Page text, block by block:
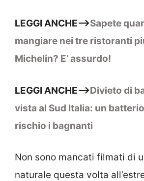
LEGGI ANCHE–>Sapete
mangiare nei tre ristoranti
Michelin? E’ assurdo!
LEGGI ANCHE–>Divieto di
vista al Sud Italia: un
rischio i bagnanti
Non sono mancati filmati di
naturale questa volta